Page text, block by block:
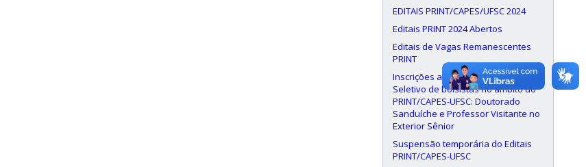
EDITAIS PRINT/CAPES/UFSC 2024
Editais PRINT 2024 Abertos
Editais de Vagas Remanescentes
PRINT
Inscrições abertas Processo
Seletivo de bolsistas no âmbito do
PRINT/CAPES-UFSC: Doutorado
Sanduíche e Professor Visitante no
Exterior Sênior
Suspensão temporária do Editais
PRINT/CAPES-UFSC